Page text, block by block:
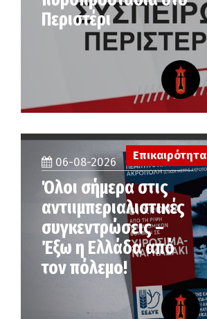
Περιστέρι
06-08-2026
Όλοι σήμερα στις
αντιιμπεριαλιστικές
συγκεντρώσεις –
Έξω η Ελλάδα από
τον πόλεμο!
Επικαιρότητα